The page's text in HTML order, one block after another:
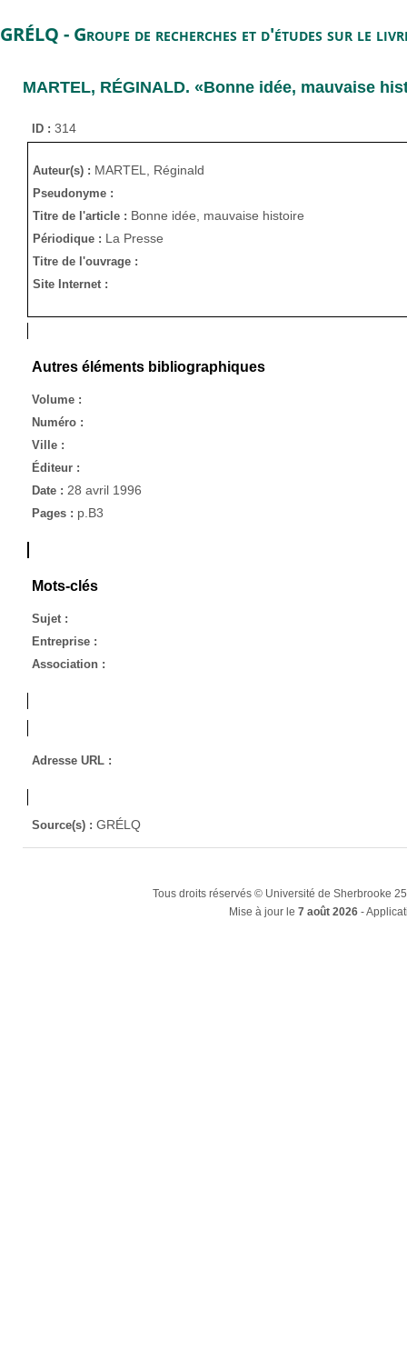
GRÉLQ - Groupe de recherches et d'études sur le
MARTEL, RÉGINALD. «Bonne idée, mauvaise
ID : 314
Auteur(s) : MARTEL, Réginald
Pseudonyme :
Titre de l'article : Bonne idée, mauvaise histoire
Périodique : La Presse
Titre de l'ouvrage :
Site Internet :
Autres éléments bibliographiques
Volume :
Numéro :
Ville :
Éditeur :
Date : 28 avril 1996
Pages : p.B3
Mots-clés
Sujet :
Entreprise :
Association :
Adresse URL :
Source(s) : GRÉLQ
Tous droits réservés © Université de Sherbrooke
Mise à jour le 7 août 2026 -